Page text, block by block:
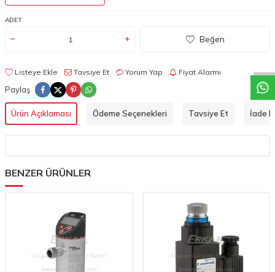
ADET
Beğen
Listeye Ekle Tavsiye Et Yorum Yap Fiyat Alarmı
Paylaş
Ürün Açıklaması Ödeme Seçenekleri Tavsiye Et İade
BENZER ÜRÜNLER